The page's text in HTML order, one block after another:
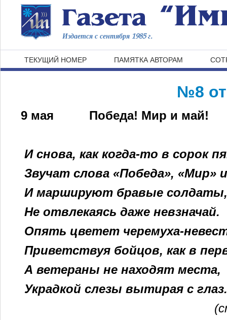
Издается с сентября 1985 г.
ТЕКУЩИЙ НОМЕР ПАМЯТКА АВТОРАМ
№8
9 мая Победа! Мир и май!
И снова, как когда-то в сорок
Звучат слова «Победа», «Мир»
И маршируют бравые солдаты,
Не отвлекаясь даже невзначай.
Опять цветет черемуха-
Приветствуя бойцов, как в
А ветераны не находят места,
Украдкой слезы вытирая с глаз.